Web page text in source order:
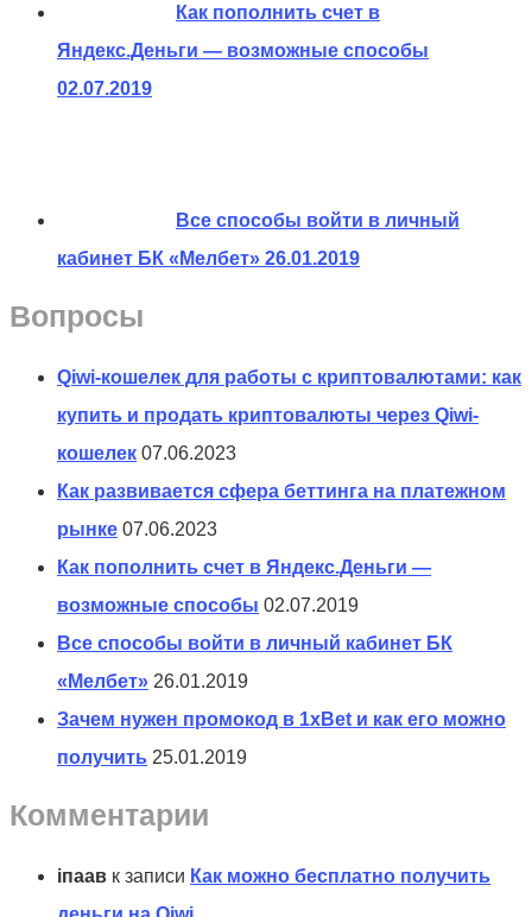
Как пополнить счет в
Яндекс.Деньги — возможные способы
02.07.2019
Все способы войти в личный
кабинет БК «Мелбет» 26.01.2019
Вопросы
Qiwi-кошелек для работы с криптовалютами: как
купить и продать криптовалюты через Qiwi-
кошелек 07.06.2023
Как развивается сфера беттинга на платежном
рынке 07.06.2023
Как пополнить счет в Яндекс.Деньги —
возможные способы 02.07.2019
Все способы войти в личный кабинет БК
«Мелбет» 26.01.2019
Зачем нужен промокод в 1xBet и как его можно
получить 25.01.2019
Комментарии
іпаав к записи Как можно бесплатно получить